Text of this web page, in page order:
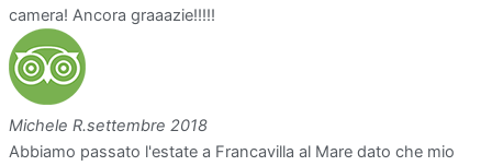
camera! Ancora graaazie!!!!!
Michele R.settembre 2018
Abbiamo passato l'estate a Francavilla al Mare dato che mio